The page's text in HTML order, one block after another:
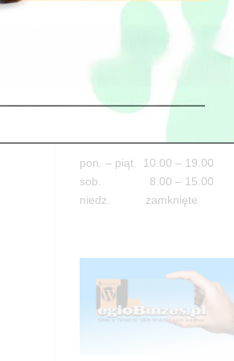
05-100 Nowy Dwór Mazowiecki
tel. 503 900 215
pon. – piąt. 10.00 – 19.00
sob. 8.00 – 15.00
niedz. zamknięte